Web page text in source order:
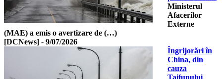
Ministerul
Afacerilor
Externe
(MAE) a emis o avertizare de (…)
[DCNews] - 9/07/2026
Îngrijorări în
China, din
cauza
Taifunului